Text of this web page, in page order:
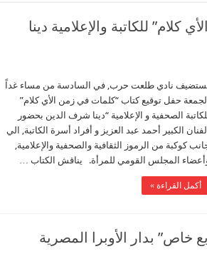
للكاتبة والإعلامية دينا
نادي طلعت حرب, في السادسة من مساء غداً
الجمعة حفل توقيع كتاب “كلمات في زمن الأي كلام”
الصحفية و الإعلامية “دينا شرف الدين بحضور
الفنان الكبير أحمد عبد العزيز و أفراد أسرة الكاتبة, الي
كوكبة من الرموز الثقافية والصحفية والإعلامية,
المجلس القومي للمرأة. يناقش الكتاب …
أكمل القراءة »